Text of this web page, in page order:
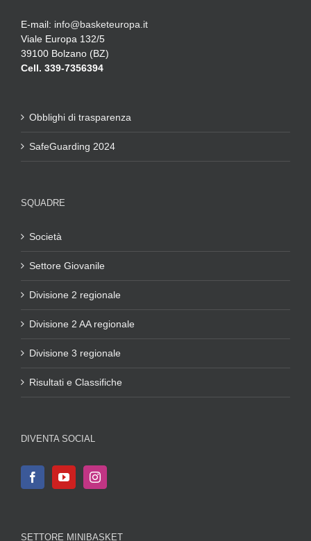
E-mail: info@basketeuropa.it
Viale Europa 132/5
39100 Bolzano (BZ)
Cell. 339-7356394
Obblighi di trasparenza
SafeGuarding 2024
SQUADRE
Società
Settore Giovanile
Divisione 2 regionale
Divisione 2 AA regionale
Divisione 3 regionale
Risultati e Classifiche
DIVENTA SOCIAL
SETTORE MINIBASKET